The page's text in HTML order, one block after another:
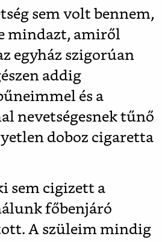
sem volt bennem,
mindazt, amiről
egyház szigorúan
addig
és a
nevetségesnek tűnő
doboz cigaretta
sem cigizett a
főbenjáró
A szüleim mindig